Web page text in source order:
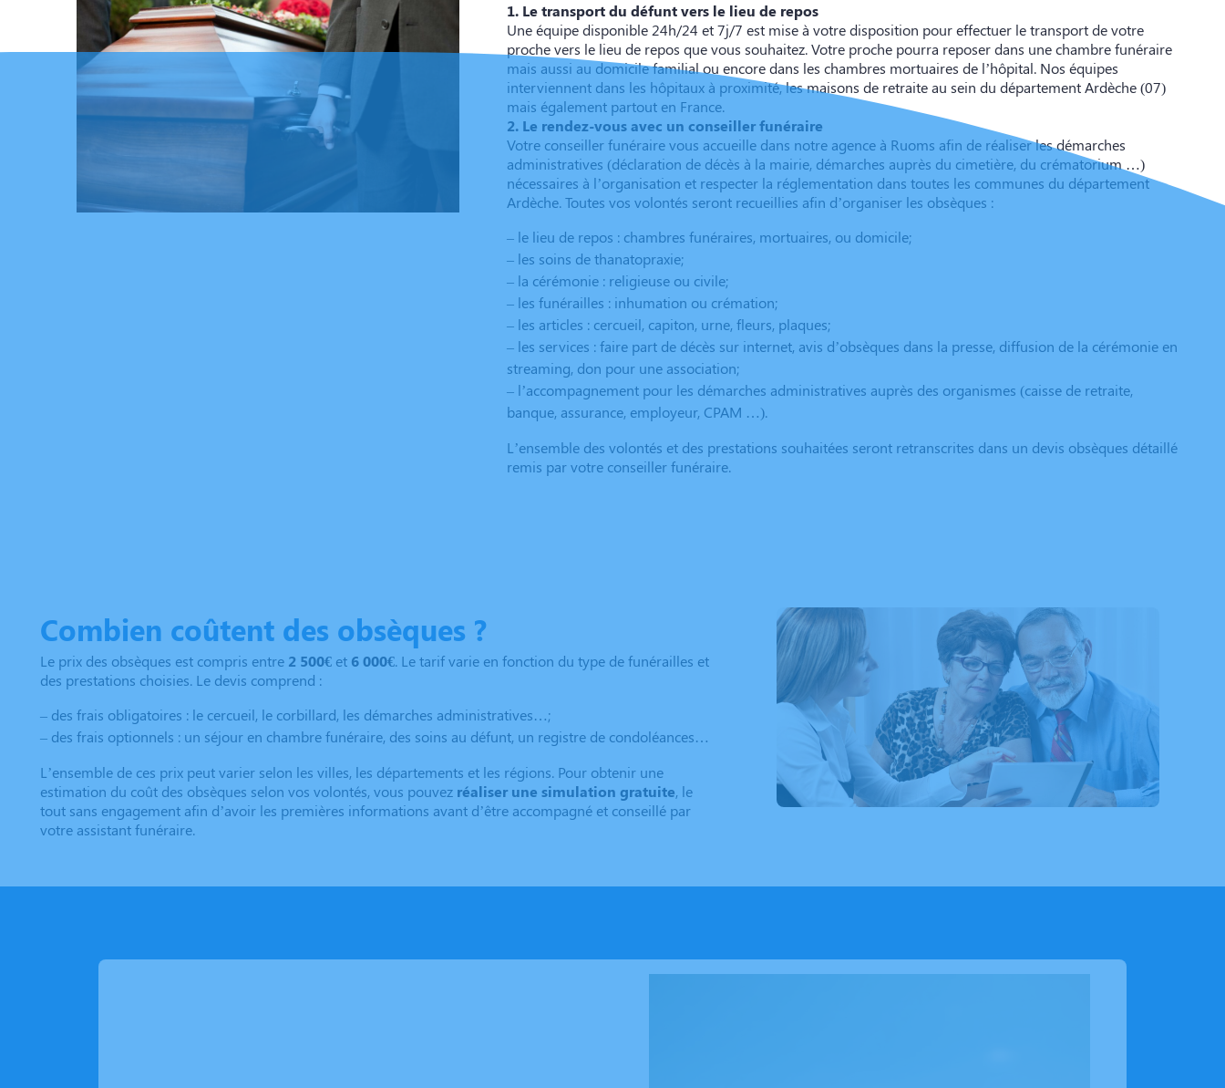
1. Le transport du défunt vers le lieu de repos
Une équipe disponible 24h/24 et 7j/7 est mise à votre disposition pour effectuer le transport de votre
proche vers le lieu de repos que vous souhaitez. Votre proche pourra reposer dans une chambre funéraire
mais aussi au domicile familial ou encore dans les chambres mortuaires de l’hôpital. Nos équipes
interviennent dans les hôpitaux à proximité, les maisons de retraite au sein du département Ardèche (07)
mais également partout en France.
2. Le rendez-vous avec un conseiller funéraire
Votre conseiller funéraire vous accueille dans notre agence à Ruoms afin de réaliser les démarches
administratives (déclaration de décès à la mairie, démarches auprès du cimetière, du crématorium …)
nécessaires à l’organisation et respecter la réglementation dans toutes les communes du département
Ardèche. Toutes vos volontés seront recueillies afin d’organiser les obsèques :
– le lieu de repos : chambres funéraires, mortuaires, ou domicile;
– les soins de thanatopraxie;
– la cérémonie : religieuse ou civile;
– les funérailles : inhumation ou crémation;
– les articles : cercueil, capiton, urne, fleurs, plaques;
– les services : faire part de décès sur internet, avis d’obsèques dans la presse, diffusion de la cérémonie en
streaming, don pour une association;
– l’accompagnement pour les démarches administratives auprès des organismes (caisse de retraite,
banque, assurance, employeur, CPAM …).
L’ensemble des volontés et des prestations souhaitées seront retranscrites dans un devis obsèques détaillé
remis par votre conseiller funéraire.
Combien coûtent des obsèques ?
Le prix des obsèques est compris entre 2 500€ et 6 000€. Le tarif varie en fonction du type de funérailles et
des prestations choisies. Le devis comprend :
– des frais obligatoires : le cercueil, le corbillard, les démarches administratives…;
– des frais optionnels : un séjour en chambre funéraire, des soins au défunt, un registre de condoléances…
L’ensemble de ces prix peut varier selon les villes, les départements et les régions. Pour obtenir une
estimation du coût des obsèques selon vos volontés, vous pouvez réaliser une simulation gratuite, le
tout sans engagement afin d’avoir les premières informations avant d’être accompagné et conseillé par
votre assistant funéraire.